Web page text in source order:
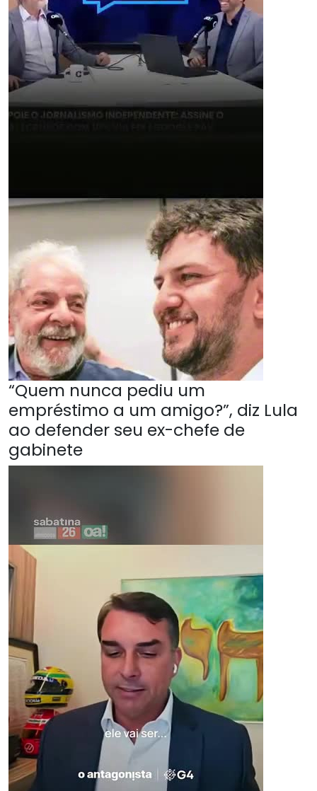
“Quem nunca pediu um
empréstimo a um amigo?”, diz Lula
ao defender seu ex-chefe de
gabinete